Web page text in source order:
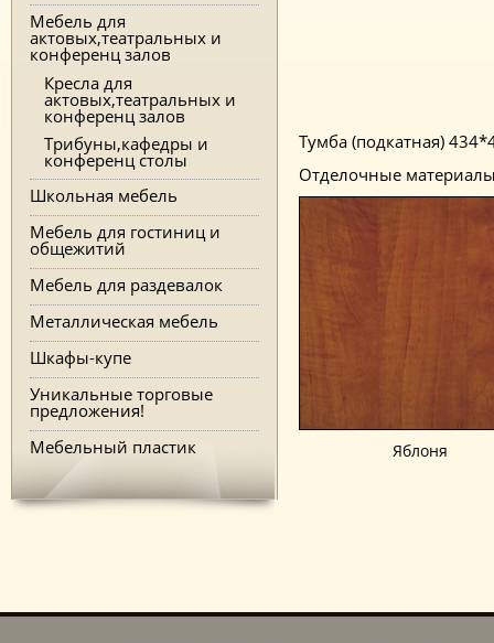
Мебель для
актовых,театральных и
конференц залов
Кресла для
актовых,театральных и
конференц залов
Трибуны,кафедры и
конференц столы
Школьная мебель
Мебель для гостиниц и
общежитий
Мебель для раздевалок
Металлическая мебель
Шкафы-купе
Уникальные торговые
предложения!
Мебельный пластик
Тумба (подкатная)
Отделочные
Яблоня